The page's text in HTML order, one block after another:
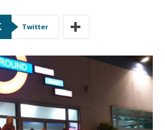
Twitter